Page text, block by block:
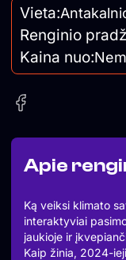
Apie
Ką veiksi klimato
interaktyviai
jaukioje ir
Kaip žinia, 2024-
Vieta:
Renginio
Kaina nuo: